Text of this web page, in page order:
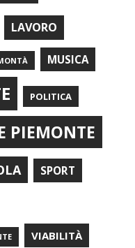
LAVORO
MUSICA
POLITICA
PIEMONTE
SPORT
VIABILITÀ